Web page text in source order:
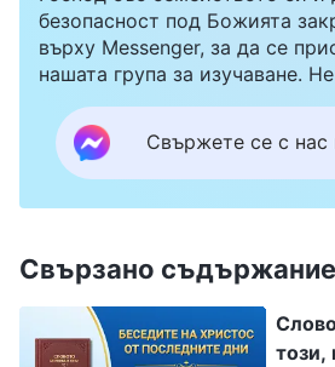
безопасност под Божията
върху Messenger, за да се
нашата група за изучаване.
Свържете се с нас
Свързано съдържание
този,